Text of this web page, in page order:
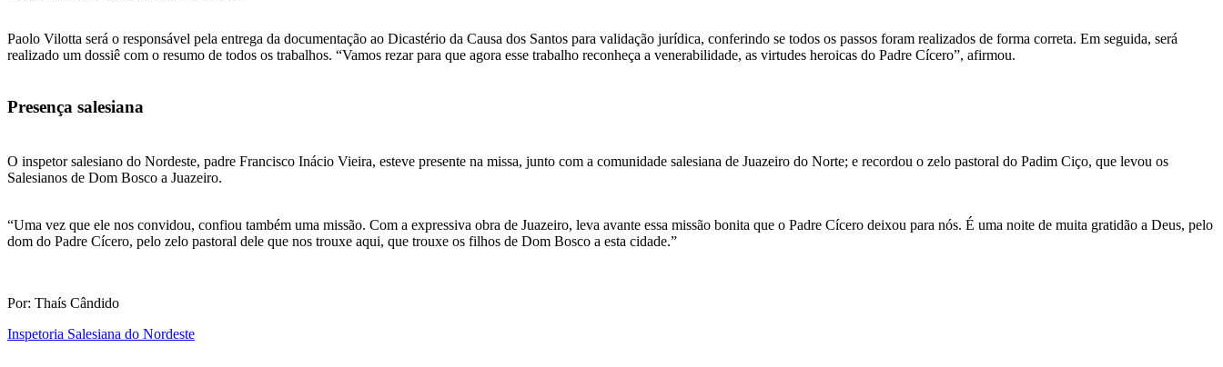
Paolo Vilotta será o responsável pela entrega da documentação ao Dicastério da Causa dos Santos para validação jurídica, conferindo se todos os passos foram realizados de forma correta. Em seguida, será
realizado um dossiê com o resumo de todos os trabalhos. “Vamos rezar para que agora esse trabalho reconheça a venerabilidade, as virtudes heroicas do Padre Cícero”, afirmou.
Presença salesiana
O inspetor salesiano do Nordeste, padre Francisco Inácio Vieira, esteve presente na missa, junto com a comunidade salesiana de Juazeiro do Norte; e recordou o zelo pastoral do Padim Ciço, que levou os
Salesianos de Dom Bosco a Juazeiro.
“Uma vez que ele nos convidou, confiou também uma missão. Com a expressiva obra de Juazeiro, leva avante essa missão bonita que o Padre Cícero deixou para nós. É uma noite de muita gratidão a Deus, pelo
dom do Padre Cícero, pelo zelo pastoral dele que nos trouxe aqui, que trouxe os filhos de Dom Bosco a esta cidade.”
Por: Thaís Cândido
Inspetoria Salesiana do Nordeste